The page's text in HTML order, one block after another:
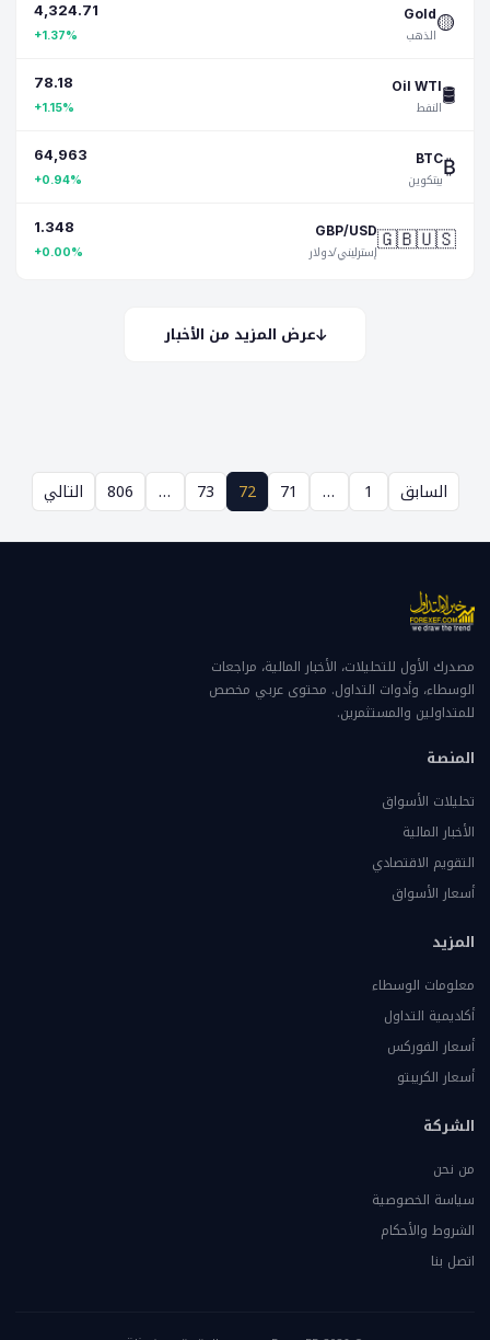
🟡
Gold
الذهب
4,324.71
+1.37%
🛢️
Oil WTI
النفط
78.18
+1.15%
₿
BTC
بيتكوين
64,963
+0.94%
🇬🇧🇺🇸
GBP/USD
إسترليني/دولار
1.348
+0.00%
عرض المزيد من الأخبار
السابق 1
…
71
72
73
…
806 التالي
مصدرك الأول للتحليلات، الأخبار المالية، مراجعات
الوسطاء، وأدوات التداول. محتوى عربي مخصص
للمتداولين والمستثمرين.
المنصة
تحليلات الأسواق
الأخبار المالية
التقويم الاقتصادي
أسعار الأسواق
المزيد
معلومات الوسطاء
أكاديمية التداول
أسعار الفوركس
أسعار الكريبتو
الشركة
من نحن
سياسة الخصوصية
الشروط والأحكام
اتصل بنا